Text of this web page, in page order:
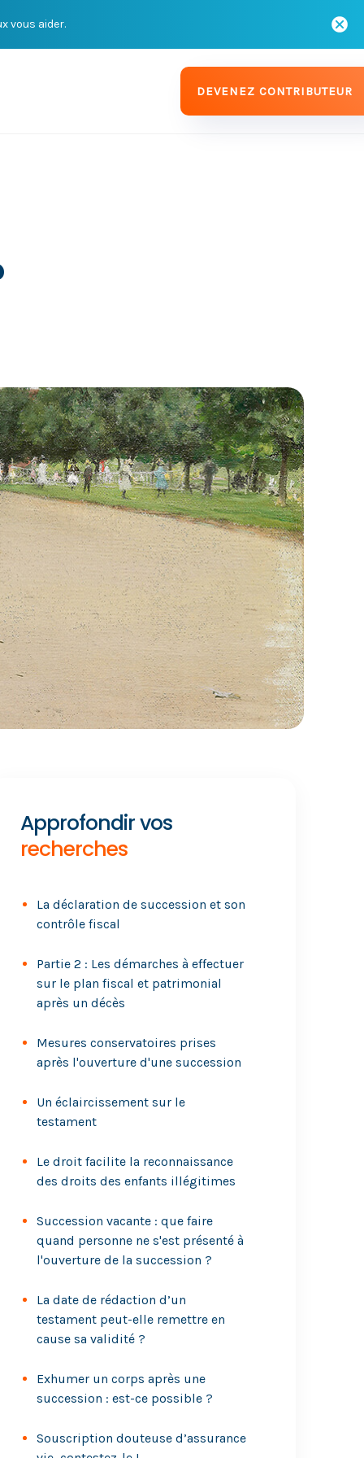
vous aider.
DEVENEZ CONTRIBUTEUR
Approfondir vos
recherches
La déclaration de succession et son
contrôle fiscal
Partie 2 : Les démarches à effectuer
sur le plan fiscal et patrimonial
après un décès
Mesures conservatoires prises
après l'ouverture d'une succession
Un éclaircissement sur le
testament
Le droit facilite la reconnaissance
des droits des enfants illégitimes
Succession vacante : que faire
quand personne ne s'est présenté à
l'ouverture de la succession ?
La date de rédaction d’un
testament peut-elle remettre en
cause sa validité ?
Exhumer un corps après une
succession : est-ce possible ?
Souscription douteuse d’assurance